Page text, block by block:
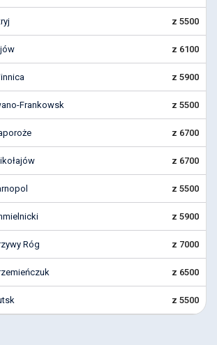
z 5500
z 6100
z 5900
Frankowsk z 5500
z 6700
z 6700
z 5500
z 5900
Róg z 7000
z 6500
z 5500